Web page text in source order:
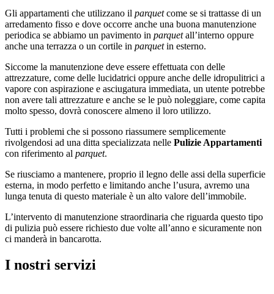
Gli appartamenti che utilizzano il parquetcome se si trattasse di un
arredamento fisso e dove occorre anche una buona manutenzione
periodica se abbiamo un pavimento in parquetall’interno oppure
anche una terrazza o un cortile in parquetin esterno.
Siccome la manutenzione deve essere effettuata con delle
attrezzature, come delle lucidatrici oppure anche delle idropulitrici a
vapore con aspirazione e asciugatura immediata, un utente potrebbe
non avere tali attrezzature e anche se le può noleggiare, come capita
molto spesso, dovrà conoscere almeno il loro utilizzo.
Tutti i problemi che si possono riassumere semplicemente
rivolgendosi ad una ditta specializzata nelle Pulizie Appartamenti
con riferimento al parquet.
Se riusciamo a mantenere, proprio il legno delle assi della superficie
esterna, in modo perfetto e limitando anche l’usura, avremo una
lunga tenuta di questo materiale è un alto valore dell’immobile.
L’intervento di manutenzione straordinaria che riguarda questo tipo
di pulizia può essere richiesto due volte all’anno e sicuramente non
ci manderà in bancarotta.
I nostri servizi